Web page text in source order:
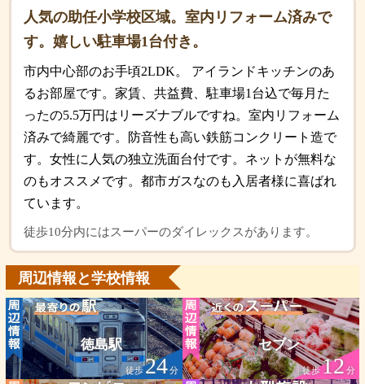
人気の助任小学校区域。室内リフォーム済みで
す。嬉しい駐車場1台付き。
市内中心部のお手頃2LDK。 アイランドキッチンのあ
るお部屋です。家賃、共益費、駐車場1台込で毎月た
ったの5.5万円はリーズナブルですね。室内リフォーム
済みで綺麗です。防音性も高い鉄筋コンクリート造で
す。女性に人気の独立洗面台付です。ネットが無料な
のもオススメです。都市ガスなのも入居者様に喜ばれ
ています。
徒歩10分内にはスーパーのダイレックスがあります。
周辺情報と学校情報
徳島駅
徒歩24分
セブン
徒歩12分